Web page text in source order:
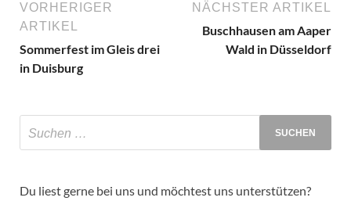
VORHERIGER
ARTIKEL
Sommerfest im Gleis drei
in Duisburg
NÄCHSTER ARTIKEL
Buschhausen am Aaper
Wald in Düsseldorf
Du liest gerne bei uns und möchtest uns unterstützen?